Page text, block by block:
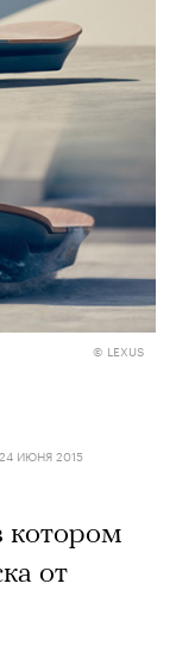
© LEXUS
24 ИЮНЯ 2015
котором
от